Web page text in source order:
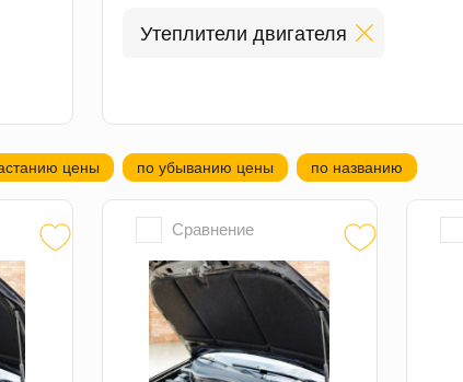
Утеплители двигателя
цены по убыванию цены по названию
Сравнение